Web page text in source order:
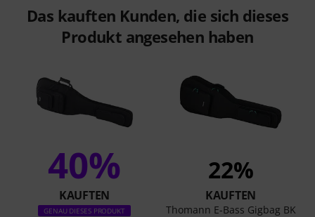
Das kauften Kunden, die sich dieses
Produkt angesehen haben
40%
KAUFTEN
GENAU DIESES PRODUKT
22%
KAUFTEN
Thomann E-Bass Gigbag BK